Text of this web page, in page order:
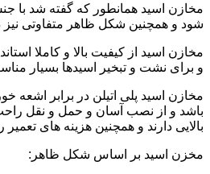
مخازن اسید همانطور که گفته شد با
شود و همچنین شکل ظاهر متفاوتی نیز
مخازن اسید از کیفیت بالا و کاملا
و برای نشت و تبخیر اسیدها بسیار
مخازن اسید پلی اتیلن در برابر اشعه
باشد و از نصب آسان و حمل و نقل
بالایی دارند و همچنین هزینه های
مخزن اسید بر اساس شکل ظاهر: